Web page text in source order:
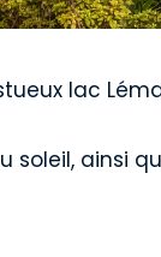
lac
soleil, ainsi